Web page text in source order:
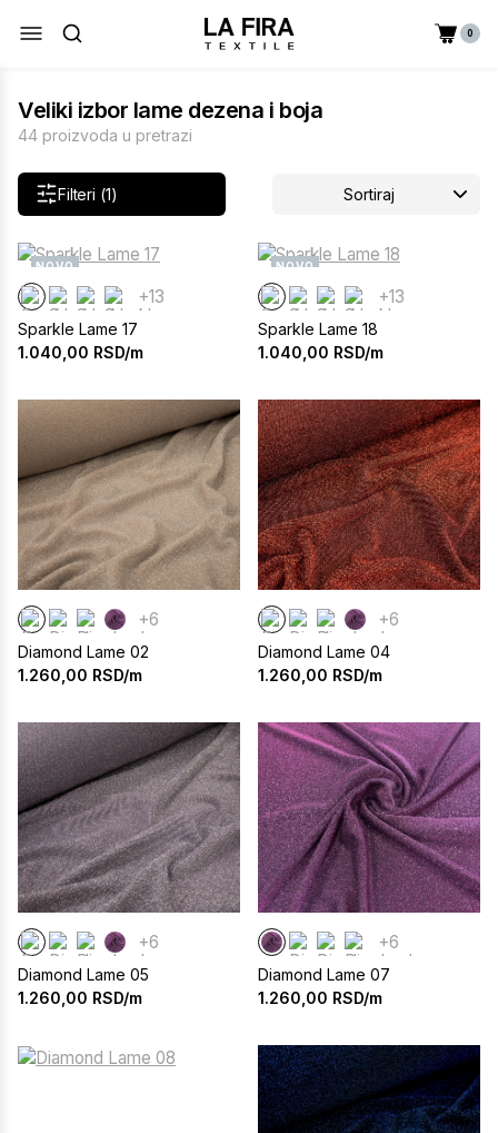
0
Veliki izbor lame dezena i boja
44 proizvoda u pretrazi
Filteri (1) Sortiraj
NOVO
+13
Sparkle Lame 17
1.040,00 RSD/m
NOVO
+13
Sparkle Lame 18
1.040,00 RSD/m
+6
Diamond Lame 02
1.260,00 RSD/m
+6
Diamond Lame 04
1.260,00 RSD/m
+6
Diamond Lame 05
1.260,00 RSD/m
+6
Diamond Lame 07
1.260,00 RSD/m